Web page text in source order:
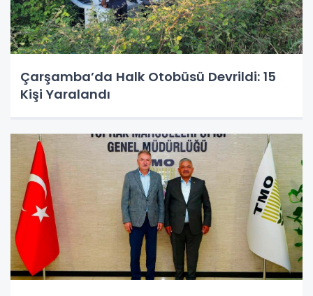
Çarşamba’da Halk Otobüsü Devrildi: 15
Kişi Yaralandı